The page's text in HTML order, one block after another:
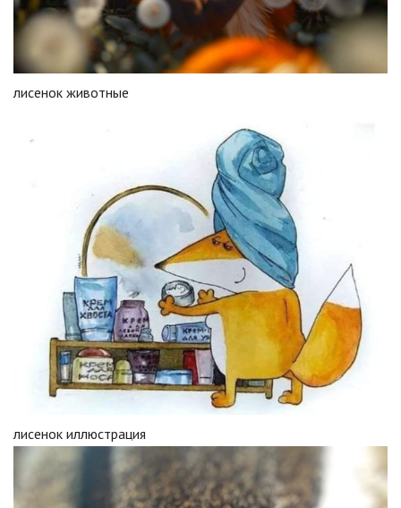
лисенок животные
лисенок иллюстрация